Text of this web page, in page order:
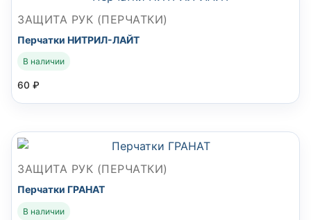
ЗАЩИТА РУК (ПЕРЧАТКИ)
Перчатки НИТРИЛ-ЛАЙТ
В наличии
60 ₽
ЗАЩИТА РУК (ПЕРЧАТКИ)
Перчатки ГРАНАТ
В наличии